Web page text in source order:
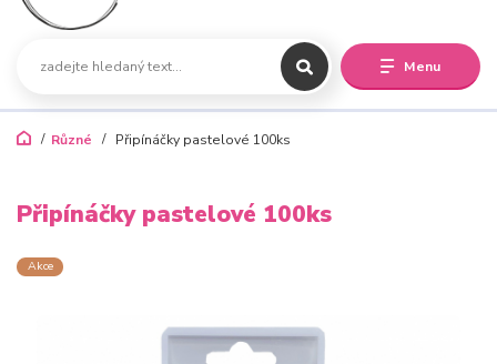
Menu
Různé Připínáčky pastelové 100ks
Připínáčky pastelové 100ks
Akce